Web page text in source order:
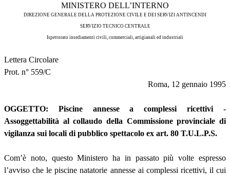
MINISTERO DELL’INTERNO
DIREZIONE GENERALE DELLA PROTEZIONE CIVILE E DEI SERVIZI ANTINCENDI
SERVIZIO TECNICO CENTRALE
Ispettorato insediamenti civili, commerciali, artigianali ed industriali
Lettera Circolare
Prot. n° 559/C
Roma, 12 gennaio 1995
OGGETTO: Piscine annesse a complessi ricettivi -
Assoggettabilità al collaudo della Commissione provinciale di
vigilanza sui locali di pubblico spettacolo ex art. 80 T.U.L.P.S.
Com’è noto, questo Ministero ha in passato più volte espresso
l’avviso che le piscine natatorie annesse ai complessi ricettivi, il cui